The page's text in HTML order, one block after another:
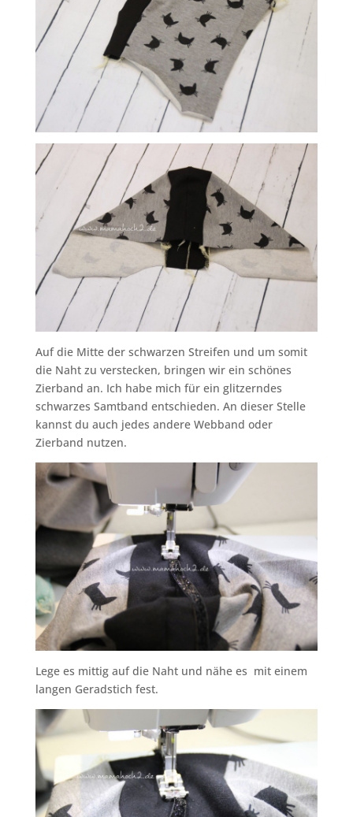
Auf die Mitte der schwarzen Streifen und um somit
die Naht zu verstecken, bringen wir ein schönes
Zierband an. Ich habe mich für ein glitzerndes
schwarzes Samtband entschieden. An dieser Stelle
kannst du auch jedes andere Webband oder
Zierband nutzen.
Lege es mittig auf die Naht und nähe es mit einem
langen Geradstich fest.